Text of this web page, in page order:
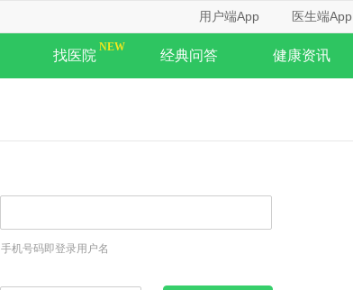
用户端App 医生端App
找医院 经典问答 健康资讯
手机号码即登录用户名